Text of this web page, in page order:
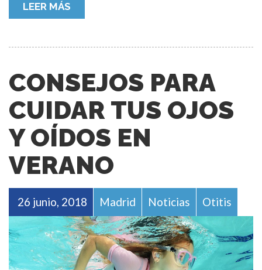
LEER MÁS
CONSEJOS PARA
CUIDAR TUS OJOS
Y OÍDOS EN
VERANO
26 junio, 2018 Madrid Noticias Otitis